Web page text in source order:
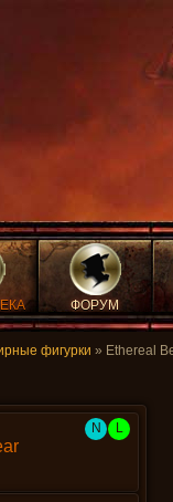
ФОРУМ
фигурки » Ethereal
N L